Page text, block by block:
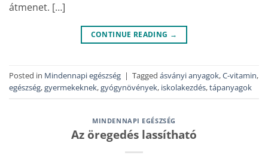
átmenet. […]
CONTINUE READING →
Posted in Mindennapi egészség | Tagged ásványi anyagok,C-vitamin,
egészség,gyermekeknek,gyógynövények, iskolakezdés,tápanyagok
MINDENNAPI EGÉSZSÉG
Az öregedés lassítható